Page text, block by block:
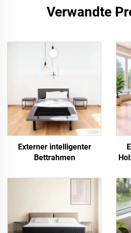
Verwandte
Externer intelligenter
Bettrahmen